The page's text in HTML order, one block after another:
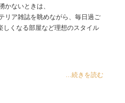
かないときは、
リア雑誌を眺めながら、毎日過ご
しくなる部屋など理想のスタイル
...続きを読む